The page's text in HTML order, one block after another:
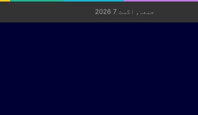
جمعہ, اگست 7 2026